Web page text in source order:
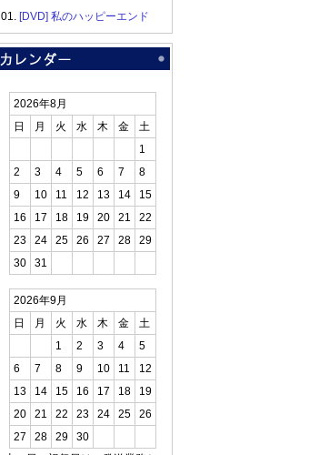
01. [DVD] 私のハッピーエンド
2026年8月
日
月 火 水 木 金
土
1
2
3 4 5 6 7
8
9
10 11 12 13 14
15
16
17 18 19 20 21
22
23
24 25 26 27 28
29
30
31
2026年9月
日
月 火 水 木 金
土
1
2 3 4
5
6
7 8 9 10 11
12
13
14 15 16 17 18
19
20
21 22 23 24 25
26
27
28 29
30